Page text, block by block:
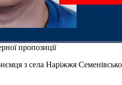
пропозиції
з села Наріжжя